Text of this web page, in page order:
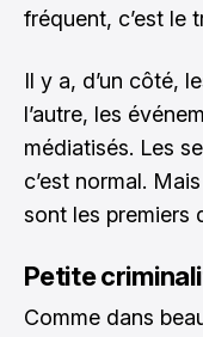
fréquent, c’est le
Il y a, d’un côté,
l’autre, les
médiatisés. Les
c’est normal.
sont les premiers
Petite
Comme dans